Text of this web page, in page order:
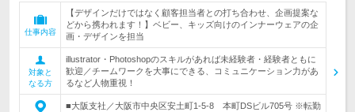
仕事内容
【デザインだけではなく顧客担当者との打ち合わせ、企画提案な
どから携われます！】ベビー、キッズ向けのインナーウェアの企
画・デザインを担当
対象と
なる方
illustrator・Photoshopのスキルがあれば未経験者・経験者ともに
歓迎／チームワークを大事にできる、コミュニケーション力があ
るなど人物重視！
■大阪支社／大阪市中央区安土町1-5-8 本町DSビル705号 ※転勤